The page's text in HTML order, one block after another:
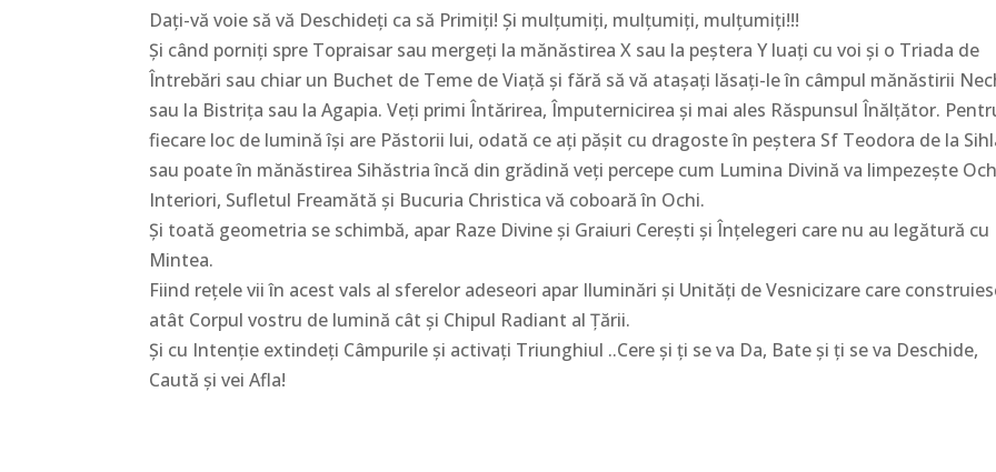
Dați-vă voie să vă Deschideți ca să Primiți! Și mulțumiți, mulțumiți, mulțumiți!!!
Și când porniți spre Topraisar sau mergeți la mănăstirea X sau la peștera Y luați cu voi și o Triada de
Întrebări sau chiar un Buchet de Teme de Viață și fără să vă atașați lăsați-le în câmpul mănăstirii
sau la Bistrița sau la Agapia. Veți primi Întărirea, Împuternicirea și mai ales Răspunsul Înălțător.
fiecare loc de lumină își are Păstorii lui, odată ce ați pășit cu dragoste în peștera Sf Teodora de la
sau poate în mănăstirea Sihăstria încă din grădină veți percepe cum Lumina Divină va limpezește
Interiori, Sufletul Freamătă și Bucuria Christica vă coboară în Ochi.
Și toată geometria se schimbă, apar Raze Divine și Graiuri Cerești și Înțelegeri care nu au legătură cu
Mintea.
Fiind rețele vii în acest vals al sferelor adeseori apar Iluminări și Unități de Vesnicizare care
atât Corpul vostru de lumină cât și Chipul Radiant al Țării.
Și cu Intenție extindeți Câmpurile și activați Triunghiul ..Cere și ți se va Da, Bate și ți se va Deschide,
Caută și vei Afla!